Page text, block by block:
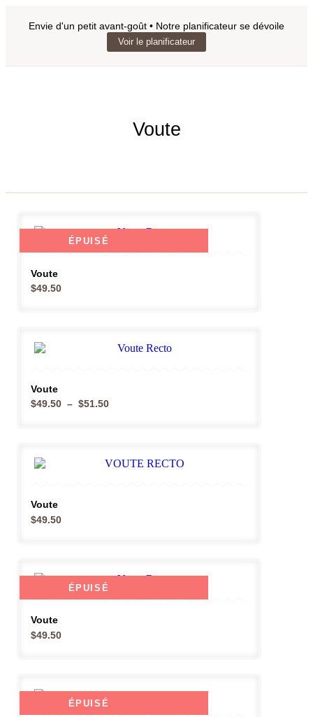
Envie d'un petit avant-goût • Notre planificateur se dévoile
Voir le planificateur
Voute
Voute
$49.50
ÉPUISÉ
Voute
$49.50 – $51.50
Voute
$49.50
Voute
$49.50
ÉPUISÉ
ÉPUISÉ